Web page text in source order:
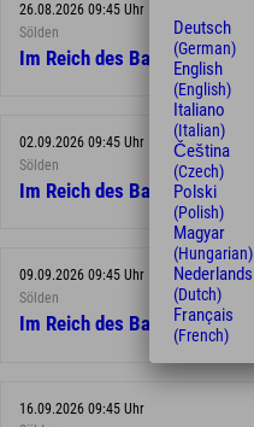
26.08.2026 09:45 Uhr
Sölden
Im Reich des Bartgeiers
02.09.2026 09:45 Uhr
Sölden
Im Reich des Bartgeiers
09.09.2026 09:45 Uhr
Sölden
Im Reich des Bartgeiers
16.09.2026 09:45 Uhr
Deutsch
(German)
English
(English)
Italiano
(Italian)
Čeština
(Czech)
Polski
(Polish)
Magyar
(Hungarian)
Nederlands
(Dutch)
Français
(French)